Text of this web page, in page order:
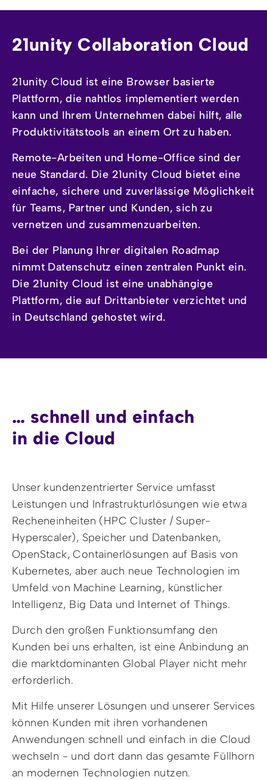
21unity Collaboration Cloud
21unity Cloud ist eine Browser basierte
Plattform, die nahtlos implementiert werden
kann und Ihrem Unternehmen dabei hilft, alle
Produktivitätstools an einem Ort zu haben.
Remote-Arbeiten und Home-Office sind der
neue Standard. Die 21unity Cloud bietet eine
einfache, sichere und zuverlässige Möglichkeit
für Teams, Partner und Kunden, sich zu
vernetzen und zusammenzuarbeiten.
Bei der Planung Ihrer digitalen Roadmap
nimmt Datenschutz einen zentralen Punkt ein.
Die 21unity Cloud ist eine unabhängige
Plattform, die auf Drittanbieter verzichtet und
in Deutschland gehostet wird.
… schnell und einfach
in die Cloud
Unser kundenzentrierter Service umfasst
Leistungen und Infrastrukturlösungen wie etwa
Recheneinheiten (HPC Cluster / Super-
Hyperscaler), Speicher und Datenbanken,
OpenStack, Containerlösungen auf Basis von
Kubernetes, aber auch neue Technologien im
Umfeld von Machine Learning, künstlicher
Intelligenz, Big Data und Internet of Things.
Durch den großen Funktionsumfang den
Kunden bei uns erhalten, ist eine Anbindung an
die marktdominanten Global Player nicht mehr
erforderlich.
Mit Hilfe unserer Lösungen und unserer Services
können Kunden mit ihren vorhandenen
Anwendungen schnell und einfach in die Cloud
wechseln - und dort dann das gesamte Füllhorn
an modernen Technologien nutzen.